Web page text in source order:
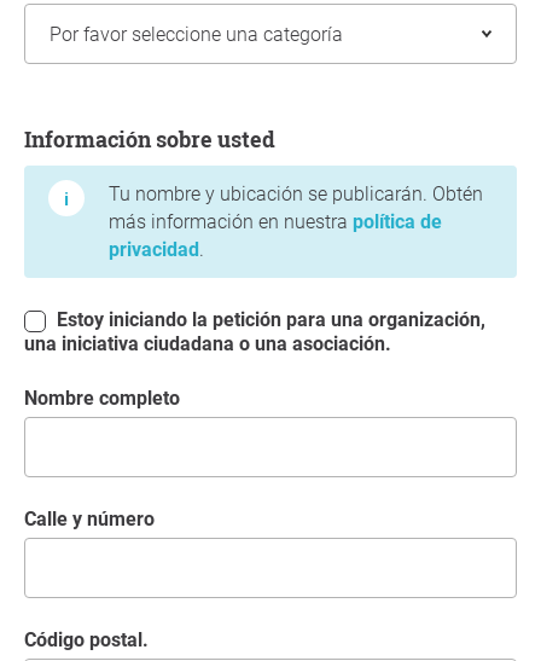
Información sobre usted
Tu nombre y ubicación se publicarán. Obtén
más información en nuestra política de
privacidad .
una iniciativa ciudadana o una asociación.
Nombre completo
Calle y número
Código postal.